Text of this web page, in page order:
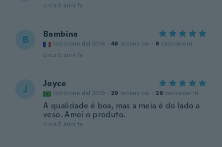
circa 5 anni fa
B Bambina
Iscrizione dal 2016 · 48 recensioni · 8 caricamenti
circa 5 anni fa
J Joyce
Iscrizione dal 2019 · 29 recensioni · 29 caricamenti
A qualidade é boa, mas a meia é do lado a
veso. Amei o produto.
circa 5 anni fa